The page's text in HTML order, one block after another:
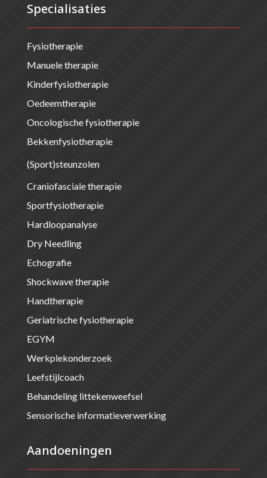
Specialisaties
Fysiotherapie
Manuele therapie
Kinderfysiotherapie
Oedeemtherapie
Oncologische fysiotherapie
Bekkenfysiotherapie
(Sport)steunzolen
Craniofasciale therapie
Sportfysiotherapie
Hardloopanalyse
Dry Needling
Echografie
Shockwave therapie
Handtherapie
Geriatrische fysiotherapie
EGYM
Werkplekonderzoek
Leefstijlcoach
Behandeling littekenweefsel
Sensorische informatieverwerking
Aandoeningen